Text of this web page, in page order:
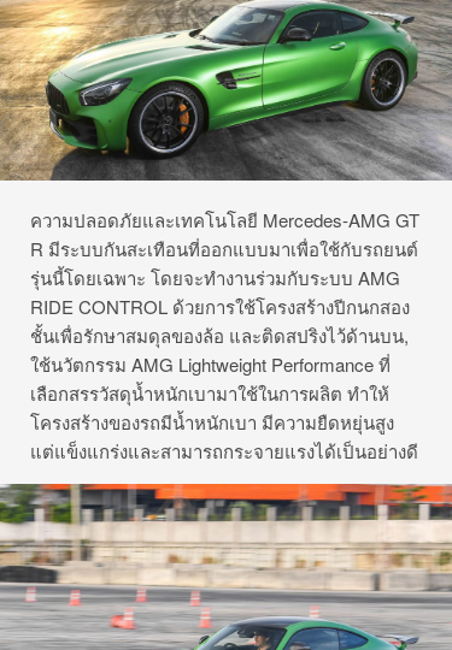
ความปลอดภัยและเทคโนโลยี Mercedes-AMG GT
R มีระบบกันสะเทือนที่ออกแบบมาเพื่อใช้กับรถยนต์
รุ่นนี้โดยเฉพาะ โดยจะทำงานร่วมกับระบบ AMG
RIDE CONTROL ด้วยการใช้โครงสร้างปีกนกสอง
ชั้นเพื่อรักษาสมดุลของล้อ และติดสปริงไว้ด้านบน,
ใช้นวัตกรรม AMG Lightweight Performance ที่
เลือกสรรวัสดุน้ำหนักเบามาใช้ในการผลิต ทำให้
โครงสร้างของรถมีน้ำหนักเบา มีความยืดหยุ่นสูง
แต่แข็งแกร่งและสามารถกระจายแรงได้เป็นอย่างดี